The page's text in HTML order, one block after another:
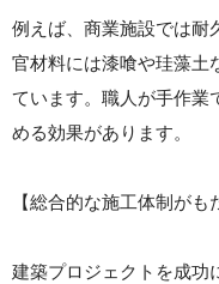
例えば、商業施設では耐
官材料には漆喰や珪藻土
ています。職人が手作業
める効果があります。
【総合的な施工体制がも
建築プロジェクトを成功